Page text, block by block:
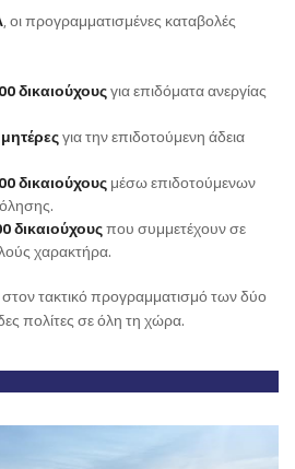
, οι προγραμματισμένες καταβολές
δικαιούχουςγια επιδόματα ανεργίας
για την επιδοτούμενη άδεια
δικαιούχουςμέσω επιδοτούμενων
δικαιούχουςπου συμμετέχουν σε
χαρακτήρα.
τακτικό προγραμματισμό των δύο
πολίτες σε όλη τη χώρα.